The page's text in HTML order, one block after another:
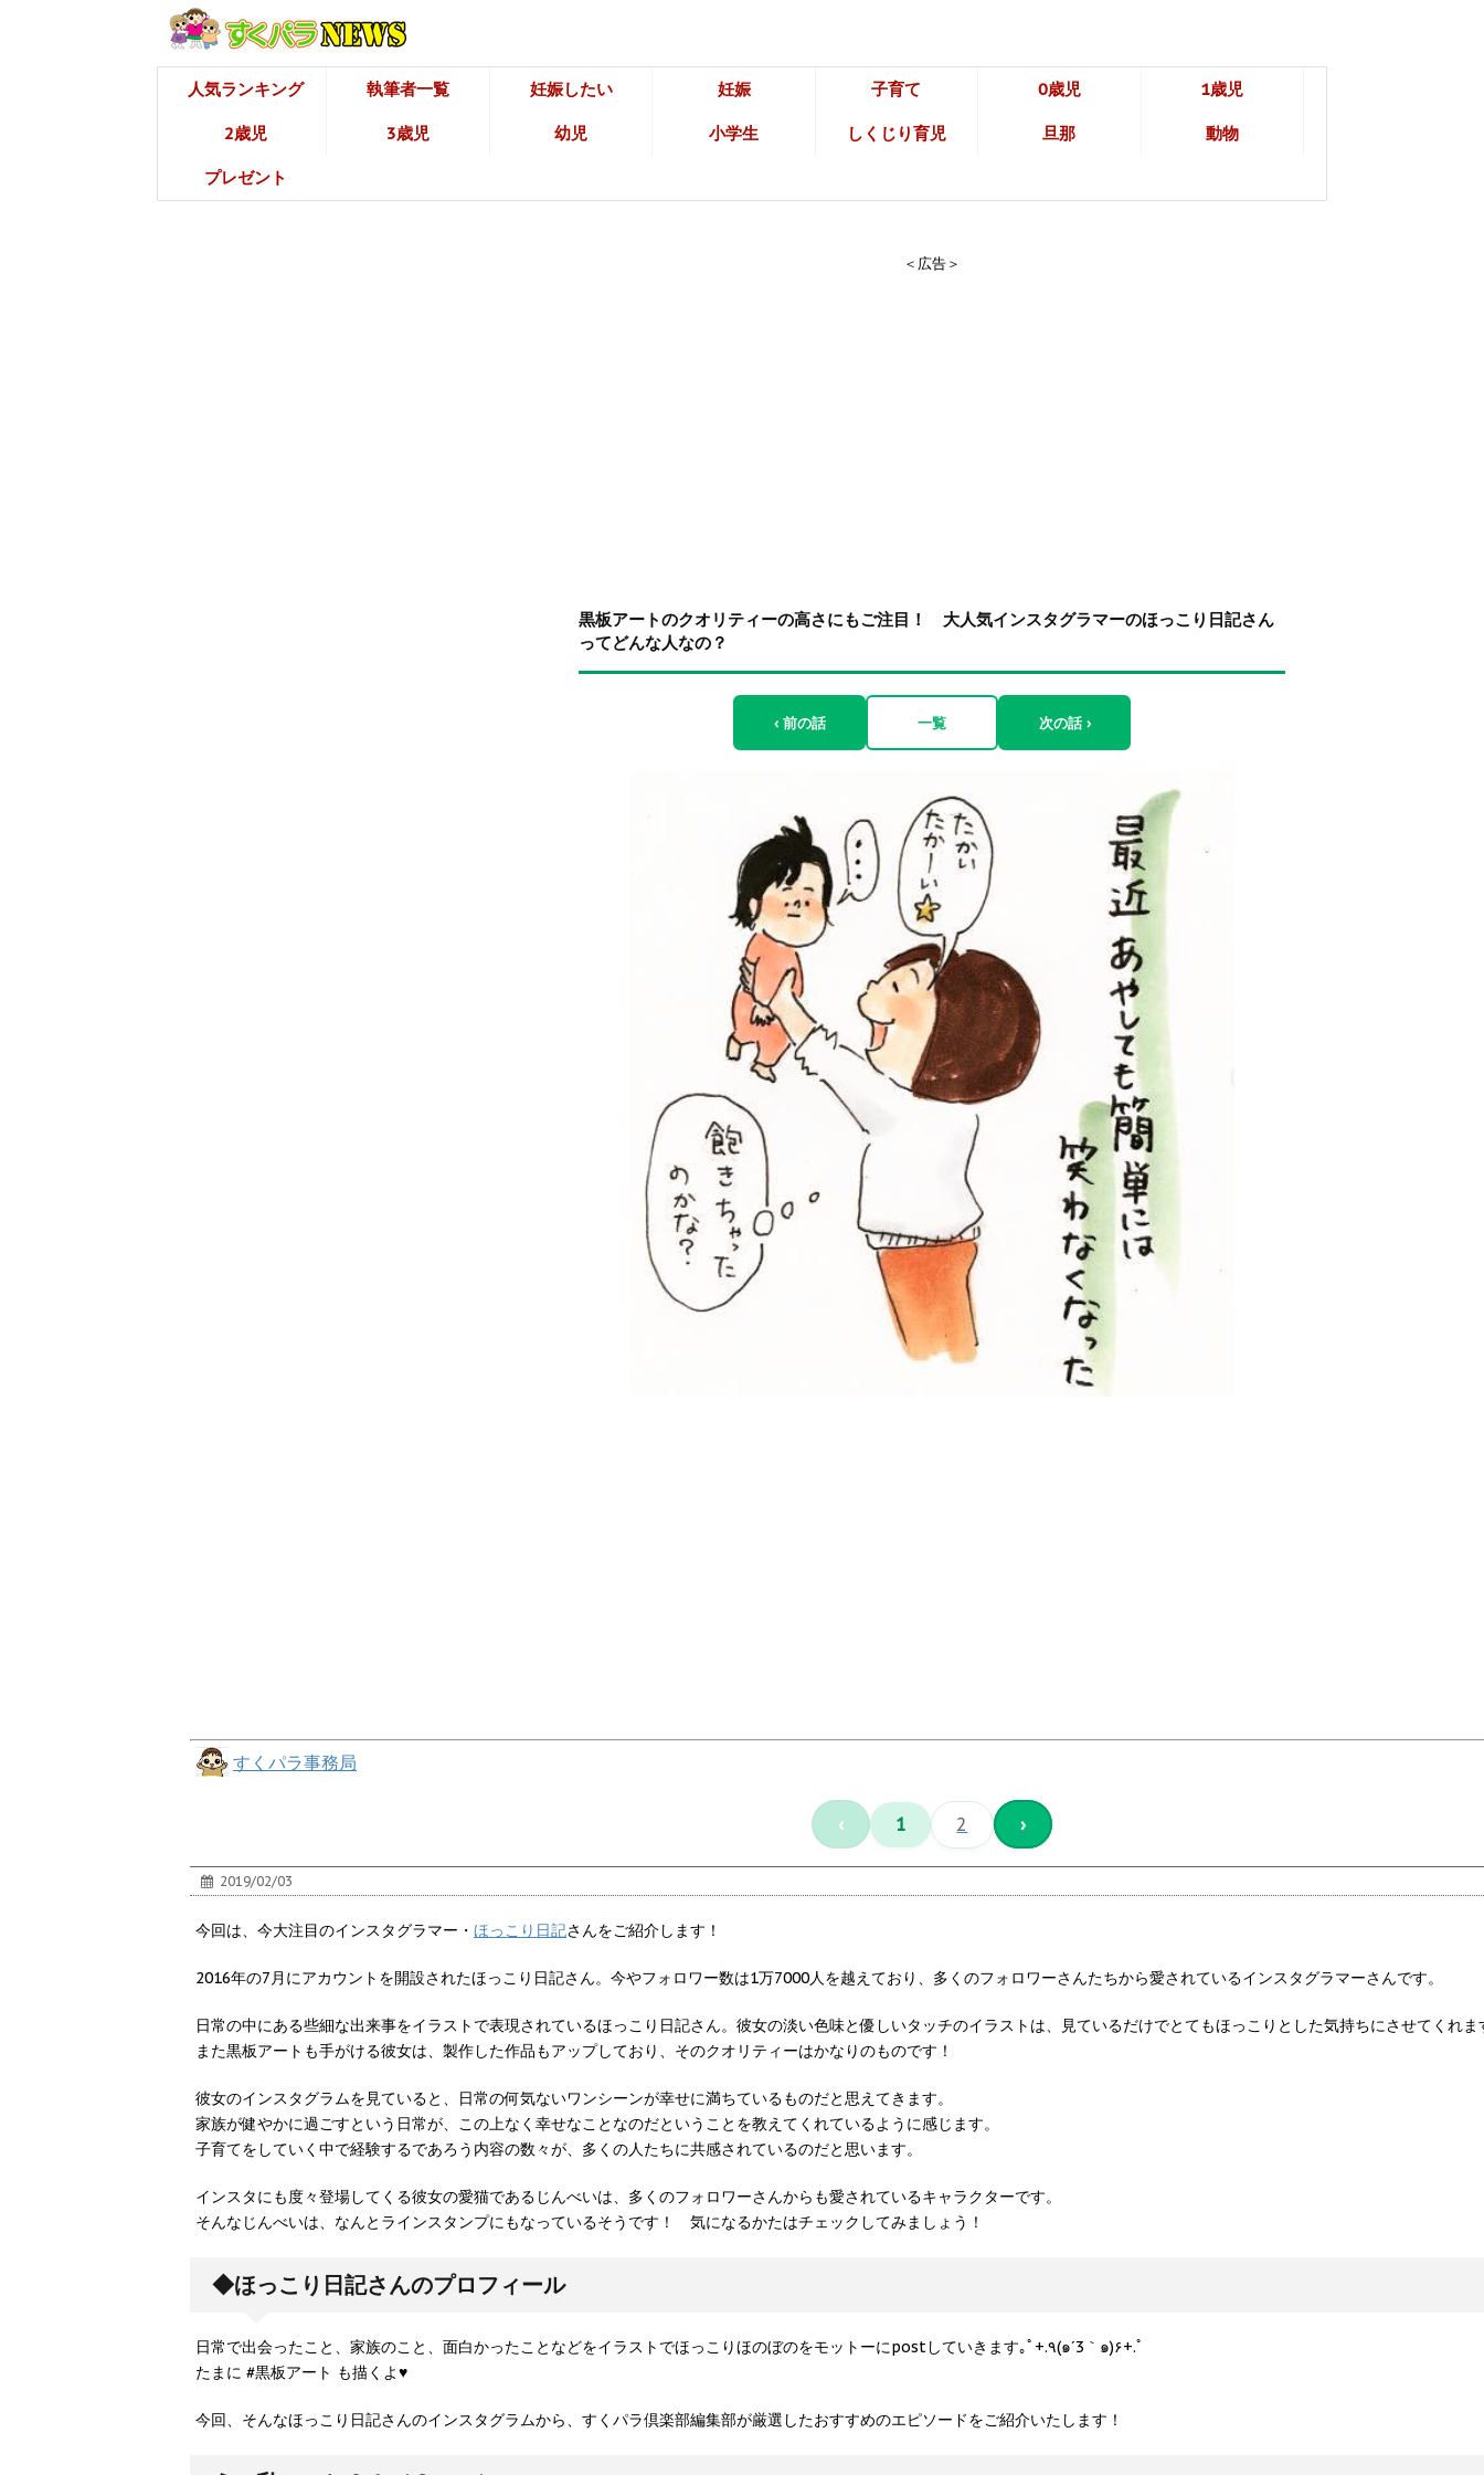
人気ランキング 執筆者一覧 妊娠したい 妊娠 子育て 0歳児 1歳児
2歳児 3歳児 幼児 小学生 しくじり育児 旦那 動物
プレゼント
＜広告＞
黒板アートのクオリティーの高さにもご注目！ 大人気インスタグラマーのほっこり日記さん
ってどんな人なの？
‹ 前の話 一覧 次の話 ›
すくパラ事務局
‹ 1 2 ›
2019/02/03
今回は、今大注目のインスタグラマー・ ほっこり日記さんをご紹介します！
2016年の7月にアカウントを開設されたほっこり日記さん。今やフォロワー数は1万7000人を越えており、多くのフォロワーさんたちから愛されているインスタグラマーさんです。
日常の中にある些細な出来事をイラストで表現されているほっこり日記さん。彼女の淡い色味と優しいタッチのイラストは、見ているだけでとてもほっこりとした気持ちにさせてくれま
また黒板アートも手がける彼女は、製作した作品もアップしており、そのクオリティーはかなりのものです！
彼女のインスタグラムを見ていると、日常の何気ないワンシーンが幸せに満ちているものだと思えてきます。
家族が健やかに過ごすという日常が、この上なく幸せなことなのだということを教えてくれているように感じます。
子育てをしていく中で経験するであろう内容の数々が、多くの人たちに共感されているのだと思います。
インスタにも度々登場してくる彼女の愛猫であるじんべいは、多くのフォロワーさんからも愛されているキャラクターです。
そんなじんべいは、なんとラインスタンプにもなっているそうです！ 気になるかたはチェックしてみましょう！
◆ほっこり日記さんのプロフィール
日常で出会ったこと、家族のこと、面白かったことなどをイラストでほっこりほのぼのをモットーにpostしていきます｡ﾟ+.٩(๑´3｀๑)۶+.ﾟ
たまに #黒板アート も描くよ♥︎
今回、そんなほっこり日記さんのインスタグラムから、すくパラ倶楽部編集部が厳選したおすすめのエピソードをご紹介いたします！